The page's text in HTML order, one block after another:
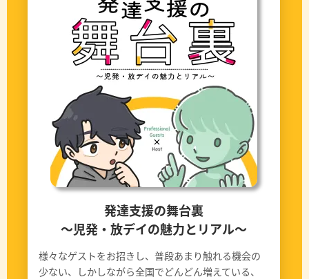
発達支援の舞台裏
〜児発・放デイの魅力とリアル〜
様々なゲストをお招きし、普段あまり触れる機会の
少ない、しかしながら全国でどんどん増えている、